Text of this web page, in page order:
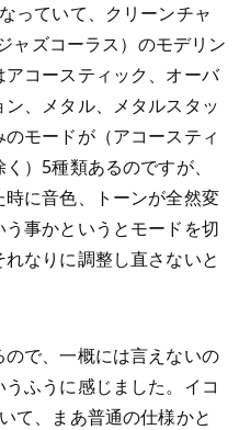
っていて、クリーンチャ
ャズコーラス）のモデリン
コースティック、オーバ
、メタル、メタルスタッ
モードが（アコースティ
）5種類あるのですが、
に音色、トーンが全然変
事かというとモードを切
なりに調整し直さないと
で、一概には言えないの
ふうに感じました。イコ
て、まあ普通の仕様かと